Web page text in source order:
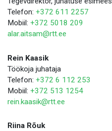
Telefon: +372 611 2257
Mobiil: +372 5018 209
alar.aitsam@rtt.ee
Rein Kaasik
Töökoja juhataja
Telefon: +372 6 112 253
Mobiil: +372 513 1254
rein.kaasik@rtt.ee
Riina Rõuk